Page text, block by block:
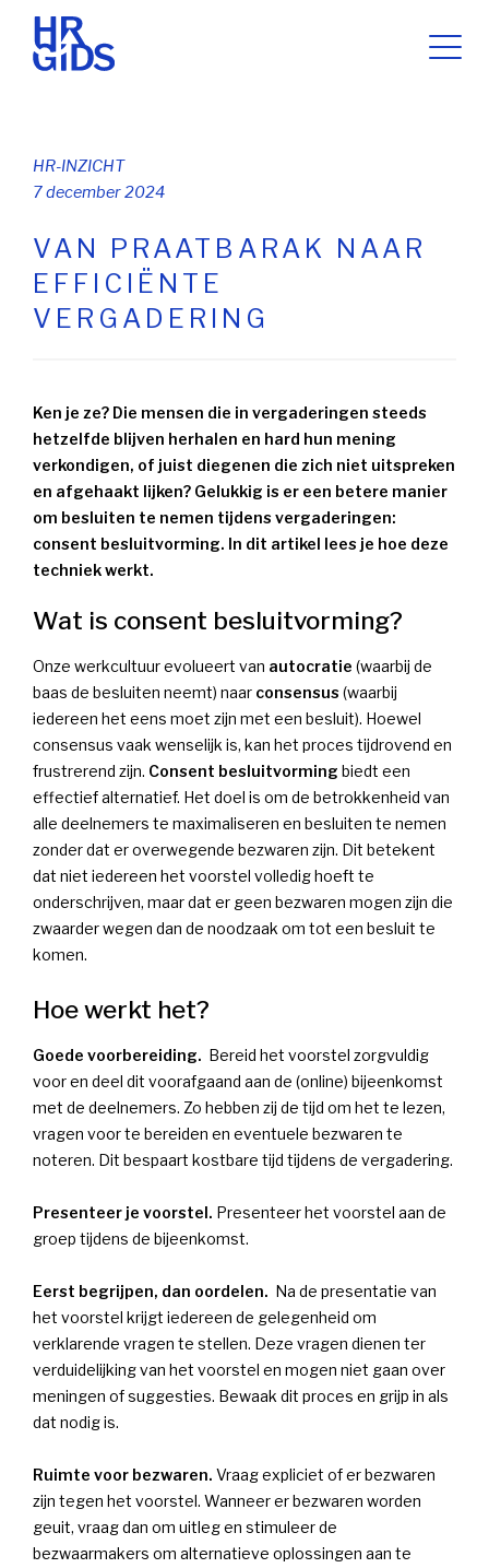
HR-INZICHT
7 december 2024
VAN PRAATBARAK NAAR
EFFICIËNTE
VERGADERING
Ken je ze? Die mensen die in vergaderingen steeds
hetzelfde blijven herhalen en hard hun mening
verkondigen, of juist diegenen die zich niet uitspreken
en afgehaakt lijken? Gelukkig is er een betere manier
om besluiten te nemen tijdens vergaderingen:
consent besluitvorming. In dit artikel lees je hoe deze
techniek werkt.
Wat is consent besluitvorming?
Onze werkcultuur evolueert van autocratie (waarbij de
baas de besluiten neemt) naar consensus (waarbij
iedereen het eens moet zijn met een besluit). Hoewel
consensus vaak wenselijk is, kan het proces tijdrovend en
frustrerend zijn. Consent besluitvorming biedt een
effectief alternatief. Het doel is om de betrokkenheid van
alle deelnemers te maximaliseren en besluiten te nemen
zonder dat er overwegende bezwaren zijn. Dit betekent
dat niet iedereen het voorstel volledig hoeft te
onderschrijven, maar dat er geen bezwaren mogen zijn die
zwaarder wegen dan de noodzaak om tot een besluit te
komen.
Hoe werkt het?
Goede voorbereiding. Bereid het voorstel zorgvuldig
voor en deel dit voorafgaand aan de (online) bijeenkomst
met de deelnemers. Zo hebben zij de tijd om het te lezen,
vragen voor te bereiden en eventuele bezwaren te
noteren. Dit bespaart kostbare tijd tijdens de vergadering.
Presenteer je voorstel. Presenteer het voorstel aan de
groep tijdens de bijeenkomst.
Eerst begrijpen, dan oordelen. Na de presentatie van
het voorstel krijgt iedereen de gelegenheid om
verklarende vragen te stellen. Deze vragen dienen ter
verduidelijking van het voorstel en mogen niet gaan over
meningen of suggesties. Bewaak dit proces en grijp in als
dat nodig is.
Ruimte voor bezwaren. Vraag expliciet of er bezwaren
zijn tegen het voorstel. Wanneer er bezwaren worden
geuit, vraag dan om uitleg en stimuleer de
bezwaarmakers om alternatieve oplossingen aan te